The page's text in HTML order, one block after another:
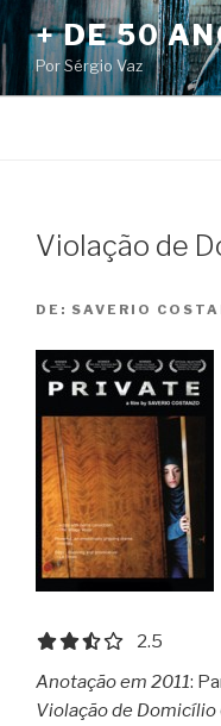
Pular
para
o
conteúdo
+ DE 50
Por Sérgio Vaz
Violação de
DE: SAVERIO
2.5 out of
2.5
Anotação em 2011:
Violação de Domicílio